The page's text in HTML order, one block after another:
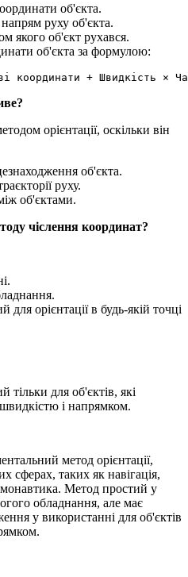
об'єкта.
руху об'єкта.
якого об'єкт рухався.
об'єкта за формулою:
орієнтації, оскільки він
об'єкта.
руху.
об'єктами.
чіслення координат?
орієнтації в будь-якій точці
для об'єктів, які
і напрямком.
метод орієнтації,
сферах, таких як навігація,
Метод простий у
обладнання, але має
у використанні для об'єктів